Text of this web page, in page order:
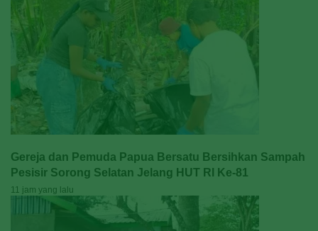
Gereja dan Pemuda Papua Bersatu Bersihkan Sampah
Pesisir Sorong Selatan Jelang HUT RI Ke-81
11 jam yang lalu